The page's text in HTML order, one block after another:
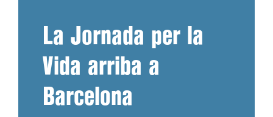
La Jornada per la
Vida arriba a
Barcelona